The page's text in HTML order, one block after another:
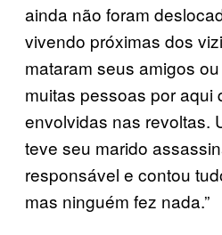
ainda não foram
vivendo próximas dos
mataram seus amigos
muitas pessoas por aqui
envolvidas nas revoltas.
teve seu marido
responsável e contou
mas ninguém fez nada.”